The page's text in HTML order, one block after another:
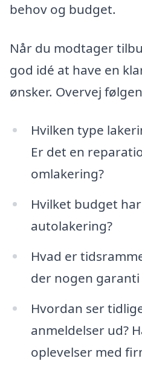
behov og budget.
Når du modtager
god idé at have en
ønsker. Overvej
Hvilken type
Er det en
omlakering?
Hvilket budget
autolakering?
Hvad er
der nogen
Hvordan ser
anmeldelser ud?
oplevelser med